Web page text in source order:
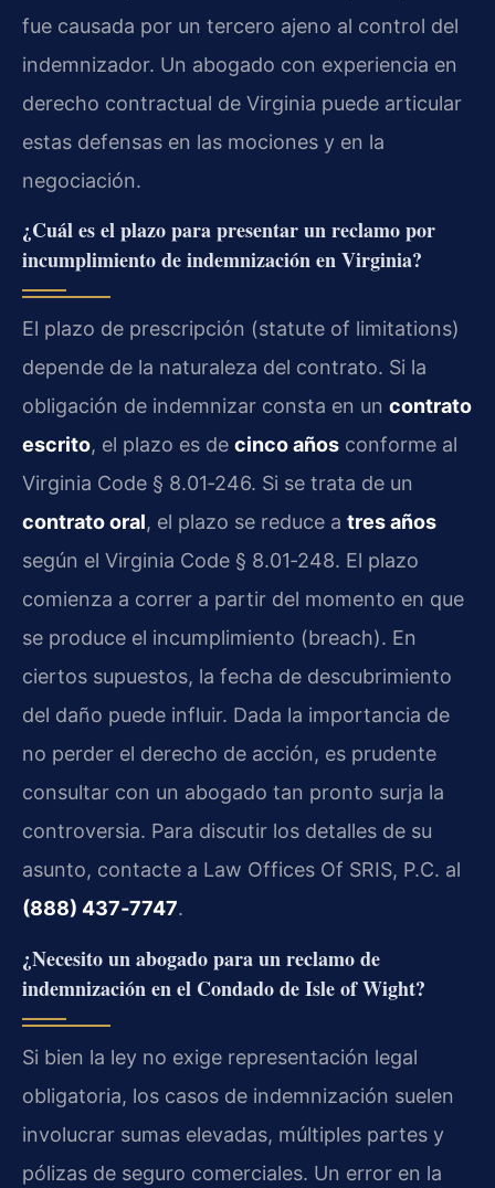
fue causada por un tercero ajeno al control del
indemnizador. Un abogado con experiencia en
derecho contractual de Virginia puede articular
estas defensas en las mociones y en la
negociación.
¿Cuál es el plazo para presentar un reclamo por
incumplimiento de indemnización en Virginia?
El plazo de prescripción (statute of limitations)
depende de la naturaleza del contrato. Si la
obligación de indemnizar consta en un contrato
escrito, el plazo es de cinco años conforme al
Virginia Code § 8.01‑246. Si se trata de un
contrato oral, el plazo se reduce a tres años
según el Virginia Code § 8.01‑248. El plazo
comienza a correr a partir del momento en que
se produce el incumplimiento (breach). En
ciertos supuestos, la fecha de descubrimiento
del daño puede influir. Dada la importancia de
no perder el derecho de acción, es prudente
consultar con un abogado tan pronto surja la
controversia. Para discutir los detalles de su
asunto, contacte a Law Offices Of SRIS, P.C. al
(888) 437‑7747.
¿Necesito un abogado para un reclamo de
indemnización en el Condado de Isle of Wight?
Si bien la ley no exige representación legal
obligatoria, los casos de indemnización suelen
involucrar sumas elevadas, múltiples partes y
pólizas de seguro comerciales. Un error en la